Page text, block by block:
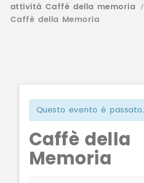
attività Caffè della memoria
Caffè della Memoria
Questo evento è passato.
Caffè della
Memoria